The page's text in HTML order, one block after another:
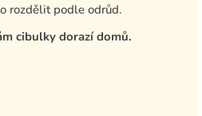
rozdělit podle odrůd.
cibulky dorazí domů.